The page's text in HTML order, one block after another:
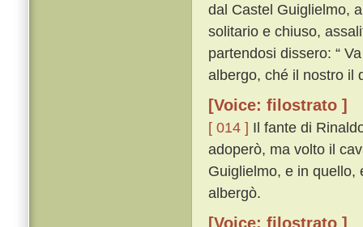
dal Castel Guiglielmo,
solitario e chiuso,
partendosi dissero: “
albergo, ché il nostro il
[Voice: filostrato ]
[ 014 ] Il fante di
adoperò, ma volto il
Guiglielmo, e in quello,
albergò.
[Voice: filostrato ]